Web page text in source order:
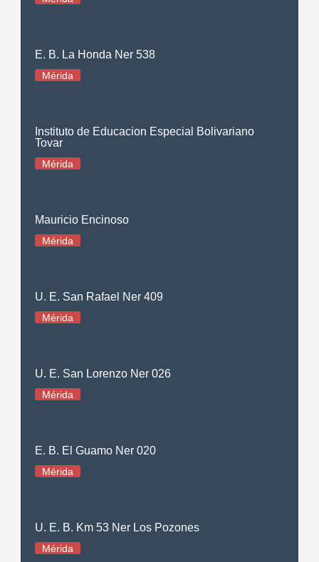
E. B. La Honda Ner 538
Mérida
Instituto de Educacion Especial Bolivariano
Tovar
Mérida
Mauricio Encinoso
Mérida
U. E. San Rafael Ner 409
Mérida
U. E. San Lorenzo Ner 026
Mérida
E. B. El Guamo Ner 020
Mérida
U. E. B. Km 53 Ner Los Pozones
Mérida